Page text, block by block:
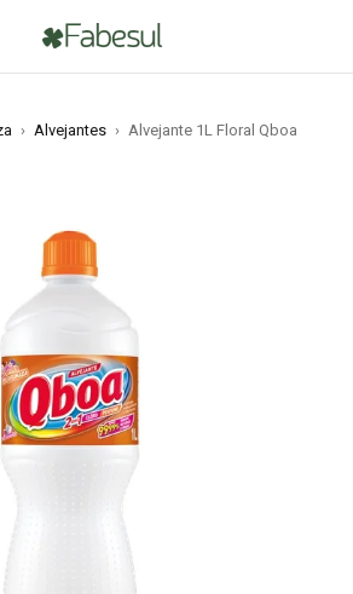
› Alvejantes › Alvejante 1L Floral Qboa